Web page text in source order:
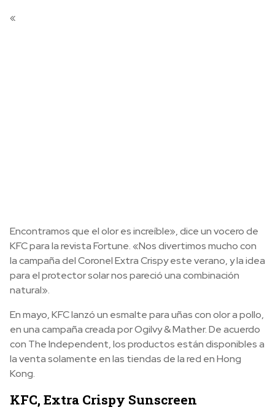
«
Encontramos que el olor es increíble», dice un vocero de
KFC para la revista Fortune. «Nos divertimos mucho con
la campaña del Coronel Extra Crispy este verano, y la idea
para el protector solar nos pareció una combinación
natural».
En mayo, KFC lanzó un esmalte para uñas con olor a pollo,
en una campaña creada por Ogilvy & Mather. De acuerdo
con The Independent, los productos están disponibles a
la venta solamente en las tiendas de la red en Hong
Kong.
KFC, Extra Crispy Sunscreen